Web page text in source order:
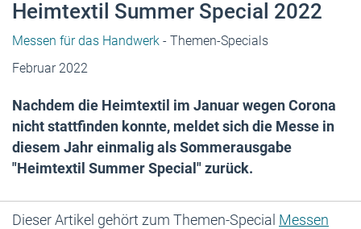
Heimtextil Summer Special 2022
Messen für das Handwerk - Themen-Specials
Februar 2022
Nachdem die Heimtextil im Januar wegen Corona
nicht stattfinden konnte, meldet sich die Messe in
diesem Jahr einmalig als Sommerausgabe
"Heimtextil Summer Special" zurück.
Dieser Artikel gehört zum Themen-Special Messen